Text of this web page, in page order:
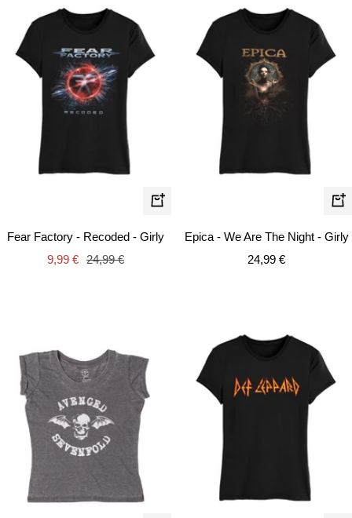
Schnellansicht
Fear Factory - Recoded - Girly
Angebotspreis
9,99 € Regulärer
24,99 €
Epica - We Are The Night - Girly
Angebotspreis
24,99 €